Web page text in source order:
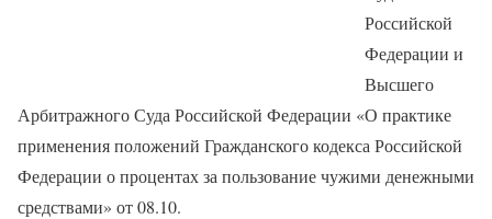
Российской
Федерации и
Высшего
Арбитражного Суда Российской Федерации «О практике
применения положений Гражданского кодекса Российской
Федерации о процентах за пользование чужими денежными
средствами» от 08.10.